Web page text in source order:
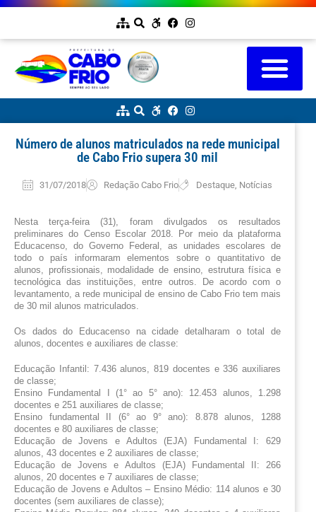
Número de alunos matriculados na rede municipal
de Cabo Frio supera 30 mil
31/07/2018 Redação Cabo Frio Destaque, Notícias
Nesta terça-feira (31), foram divulgados os resultados
preliminares do Censo Escolar 2018. Por meio da plataforma
Educacenso, do Governo Federal, as unidades escolares de
todo o país informaram elementos sobre o quantitativo de
alunos, profissionais, modalidade de ensino, estrutura física e
tecnológica das instituições, entre outros. De acordo com o
levantamento, a rede municipal de ensino de Cabo Frio tem mais
de 30 mil alunos matriculados.
Os dados do Educacenso na cidade detalharam o total de
alunos, docentes e auxiliares de classe:
Educação Infantil: 7.436 alunos, 819 docentes e 336 auxiliares
de classe;
Ensino Fundamental I (1° ao 5° ano): 12.453 alunos, 1.298
docentes e 251 auxiliares de classe;
Ensino fundamental II (6° ao 9° ano): 8.878 alunos, 1288
docentes e 80 auxiliares de classe;
Educação de Jovens e Adultos (EJA) Fundamental I: 629
alunos, 43 docentes e 2 auxiliares de classe;
Educação de Jovens e Adultos (EJA) Fundamental II: 266
alunos, 20 docentes e 7 auxiliares de classe;
Educação de Jovens e Adultos – Ensino Médio: 114 alunos e 30
docentes (sem auxiliares de classe);